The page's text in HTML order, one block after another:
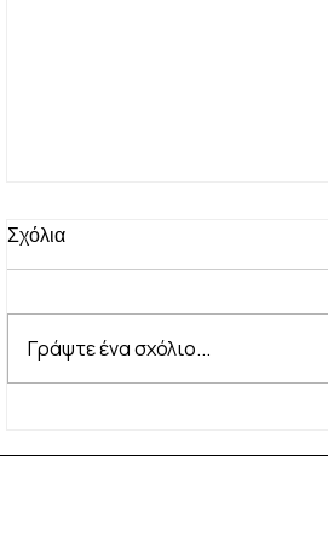
προϊόντα που δεν πρέπει να
Σχόλια
Γράψτε ένα σχόλιο...